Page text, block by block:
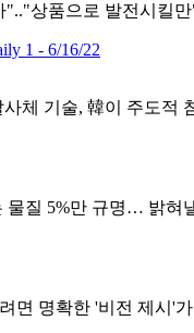
상품으로 발전시킬
1 - 6/16/22
체 기술, 韓이 주도적
물질 5%만 규명… 밝혀
면 명확한 '비전 제시'